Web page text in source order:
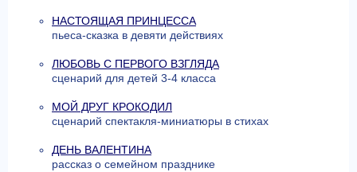
НАСТОЯЩАЯ ПРИНЦЕССА
пьеса-сказка в девяти действиях
ЛЮБОВЬ С ПЕРВОГО ВЗГЛЯДА
сценарий для детей 3-4 класса
МОЙ ДРУГ КРОКОДИЛ
сценарий спектакля-миниатюры в стихах
ДЕНЬ ВАЛЕНТИНА
рассказ о семейном празднике